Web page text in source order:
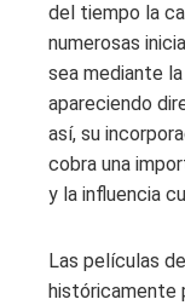
del tiempo la
numerosas
sea mediante
apareciendo
así, su
cobra una
y la influencia
Las películas
históricamente